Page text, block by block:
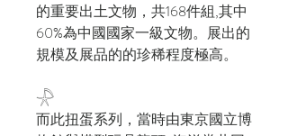
的重要出土文物，共168件組,其中
60%為中國國家一級文物。展出的
規模及展品的的珍稀程度極高。
𓇻
而此扭蛋系列，當時由東京國立博